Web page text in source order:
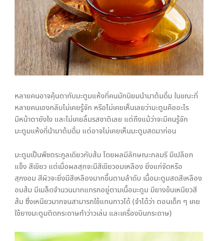
หลายคนอาจคุ้นตากับมะตูมแห้งที่คนมักนิยมนำมาต้มดื่ม ในขณะที่
หลายคนเองกลับไม่เคยรู้จัก หรือไม่เคยเห็นเลยว่ามะตูมคืออะไร
มีหน้าตายังไง และไม่เคยลิ้มรสชาติเลย แต่ถึงแม้ว่าจะมีคนรู้จัก
มะตูมแห้งที่นำมาต้มดื่ม แต่อาจไม่เคยเห็นมะตูมสดมาก่อน
มะตูมเป็นพืชตระกูลเดียวกับส้ม โดยผลมีลักษณะกลมรี มีเปลือก
แข็ง สีเขียว แต่เมื่อผลสุกจะมีสีเขียวอมเหลือง ยิ่งแก่จัดหรือ
สุกงอม สีผิวจะยิ่งมีสีเหลืองมากขึ้นตามลำดับ เนื้อมะตูมสดสีเหลือง
อมส้ม มีเมล็ดจำนวนมากแทรกอยู่ตามเนื้อมะตูม มียางข้นเหนียวสี
ส้ม ซึ่งเหนียวมากจนสามารถใช้แทนกาวได้ (จำได้ว่า ตอนเด็ก ๆ เคย
ใช้ยางมะตูมติดกระดาษทำว่าวเล่น และเครื่องบินกระดาษ)